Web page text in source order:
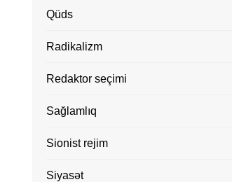
Qüds
Radikalizm
Redaktor seçimi
Sağlamlıq
Sionist rejim
Siyasət